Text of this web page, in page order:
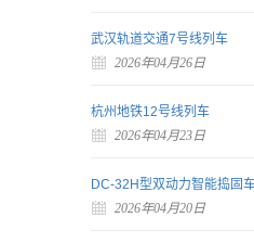
武汉轨道交通7号线列车
2026年04月26日
杭州地铁12号线列车
2026年04月23日
DC-32H型双动力智能捣固
2026年04月20日